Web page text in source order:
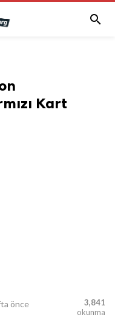

Kart
önce
3,841
okunma